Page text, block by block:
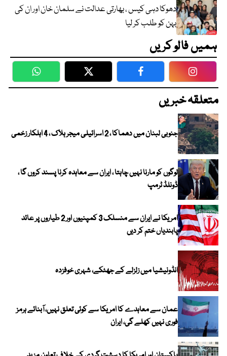
دھوکا دہی کیس ، بھارتی عدالت نے سلمان خان اور ان کی
بہن کو طلب کر لیا
ہمیں فالو کریں
WhatsApp Twitter Facebook
متعلقہ خبریں
جنوبی لبنان میں دھماکا ، 2 اسرائیلی میجر ہلاک ، 4 اہلکار زخمی
لوگوں کو مارنا نہیں چاہتا ، ایران سے معاہدہ کرنا پسند کروں گا ،
ڈونلڈ ٹرمپ
امریکا نے ایران سے منسلک 3 کمپنیوں اور 2 طیاروں پر عائد
پابندیاں ختم کر دیں
انڈونیشیا میں زلزلے کے جھٹکے، شہری خوفزدہ
عمان سے معاہدے کا امریکا سے کوئی تعلق نہیں، آبنائے ہرمز
فوری نہیں کھلے گی، ایران